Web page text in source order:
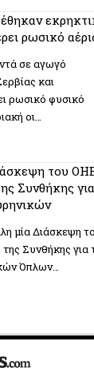
ρωσικό
σε αγωγό
και
ρωσικό φυσικό
οι…
του
Συνθήκης για
μία Διάσκεψη
Συνθήκης για
Όπλων…